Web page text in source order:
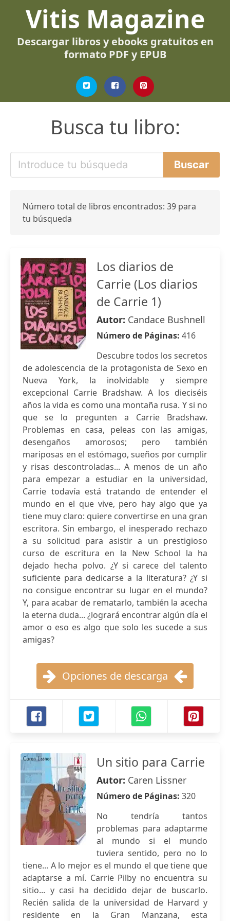
Vitis Magazine
Descargar libros y ebooks gratuitos en
formato PDF y EPUB
Busca tu libro:
Número total de libros encontrados: 39 para
tu búsqueda
Los diarios de
Carrie (Los diarios
de Carrie 1)
Autor: Candace Bushnell
Número de Páginas: 416
Descubre todos los secretos
de adolescencia de la protagonista de Sexo en
Nueva York, la inolvidable y siempre
excepcional Carrie Bradshaw. A los dieciséis
años la vida es como una montaña rusa. Y si no
que se lo pregunten a Carrie Bradshaw.
Problemas en casa, peleas con las amigas,
desengaños amorosos; pero también
mariposas en el estómago, sueños por cumplir
y risas descontroladas... A menos de un año
para empezar a estudiar en la universidad,
Carrie todavía está tratando de entender el
mundo en el que vive, pero hay algo que ya
tiene muy claro: quiere convertirse en una gran
escritora. Sin embargo, el inesperado rechazo
a su solicitud para asistir a un prestigioso
curso de escritura en la New School la ha
dejado hecha polvo. ¿Y si carece del talento
suficiente para dedicarse a la literatura? ¿Y si
no consigue encontrar su lugar en el mundo?
Y, para acabar de rematarlo, también la acecha
la eterna duda... ¿logrará encontrar algún día el
amor o eso es algo que solo les sucede a sus
amigas?
Opciones de descarga
Un sitio para Carrie
Autor: Caren Lissner
Número de Páginas: 320
No tendría tantos
problemas para adaptarme
al mundo si el mundo
tuviera sentido, pero no lo
tiene... A lo mejor es el mundo el que tiene que
adaptarse a mí. Carrie Pilby no encuentra su
sitio... y casi ha decidido dejar de buscarlo.
Recién salida de la universidad de Harvard y
residente en la Gran Manzana, esta